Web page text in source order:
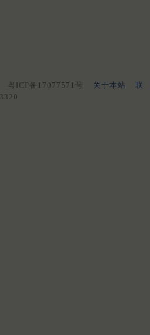
粤ICP备17077571号 关于本站
联